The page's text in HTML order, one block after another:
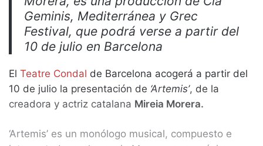
Geminis, Mediterránea y Grec
Festival, que podrá verse a partir del
10 de julio en Barcelona
El Teatre Condal de Barcelona acogerá a partir del
10 de julio la presentación de ‘Artemis’, de la
creadora y actriz catalana Mireia Morera.
‘Artemis’ es un monólogo musical, compuesto e